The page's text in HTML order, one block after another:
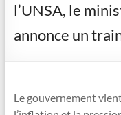
l’UNSA, le
annonce un
Le gouvernement